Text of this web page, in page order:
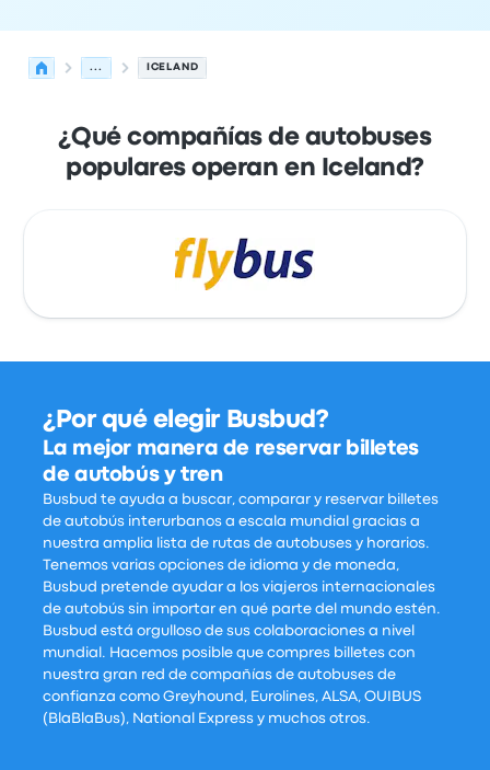
... ICELAND
¿Qué compañías de autobuses
populares operan en Iceland?
¿Por qué elegir Busbud?
La mejor manera de reservar billetes
de autobús y tren
Busbud te ayuda a buscar, comparar y reservar billetes
de autobús interurbanos a escala mundial gracias a
nuestra amplia lista de rutas de autobuses y horarios.
Tenemos varias opciones de idioma y de moneda,
Busbud pretende ayudar a los viajeros internacionales
de autobús sin importar en qué parte del mundo estén.
Busbud está orgulloso de sus colaboraciones a nivel
mundial. Hacemos posible que compres billetes con
nuestra gran red de compañías de autobuses de
confianza como Greyhound, Eurolines, ALSA, OUIBUS
(BlaBlaBus), National Express y muchos otros.